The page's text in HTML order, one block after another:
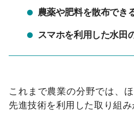
農薬や肥料を散布でき
スマホを利用した水田
これまで農業の分野では、
先進技術を利用した取り組み